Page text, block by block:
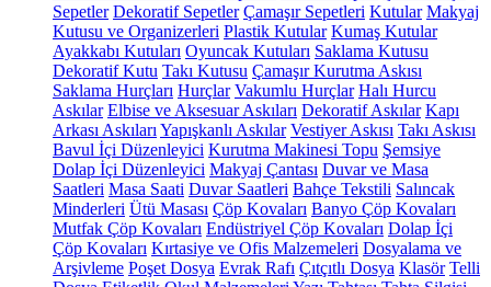
Sepetler Dekoratif Sepetler Çamaşır Sepetleri Kutular Makyaj
Kutusu ve Organizerleri Plastik Kutular Kumaş Kutular
Ayakkabı Kutuları Oyuncak Kutuları Saklama Kutusu
Dekoratif Kutu Takı Kutusu Çamaşır Kurutma Askısı
Saklama Hurçları Hurçlar Vakumlu Hurçlar Halı Hurcu
Askılar Elbise ve Aksesuar Askıları Dekoratif Askılar Kapı
Arkası Askıları Yapışkanlı Askılar Vestiyer Askısı Takı Askısı
Bavul İçi Düzenleyici Kurutma Makinesi Topu Şemsiye
Dolap İçi Düzenleyici Makyaj Çantası Duvar ve Masa
Saatleri Masa Saati Duvar Saatleri Bahçe Tekstili Salıncak
Minderleri Ütü Masası Çöp Kovaları Banyo Çöp Kovaları
Mutfak Çöp Kovaları Endüstriyel Çöp Kovaları Dolap İçi
Çöp Kovaları Kırtasiye ve Ofis Malzemeleri Dosyalama ve
Arşivleme Poşet Dosya Evrak Rafı Çıtçıtlı Dosya Klasör Telli